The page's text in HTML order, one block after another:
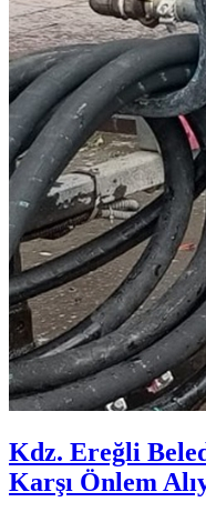
Kdz. Ereğli
Karşı Önlem